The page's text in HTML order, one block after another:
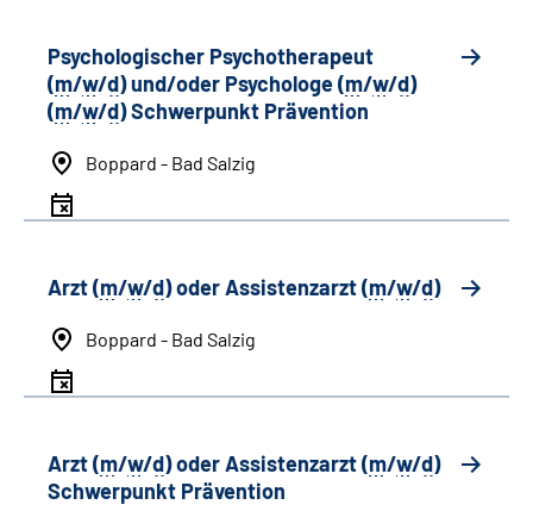
Psychologischer Psychotherapeut
(m/w/d) und/oder Psychologe (m/w/d)
(m/w/d) Schwerpunkt Prävention
Boppard - Bad Salzig
Arzt (m/w/d) oder Assistenzarzt (m/w/d)
Boppard - Bad Salzig
Arzt (m/w/d) oder Assistenzarzt (m/w/d)
Schwerpunkt Prävention